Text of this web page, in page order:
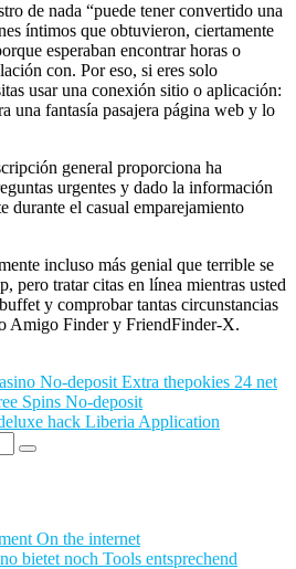
de nada “puede tener convertido una
íntimos que obtuvieron, ciertamente
esperaban encontrar horas o
con. Por eso, si eres solo
usar una conexión sitio o aplicación:
una fantasía pasajera página web y lo
general proporciona ha
urgentes y dado la información
durante el casual emparejamiento
incluso más genial que terrible se
pero tratar citas en línea mientras usted
y comprobar tantas circunstancias
Amigo Finder y FriendFinder-X.
No-deposit Extra thepokies 24 net
Spins No-deposit
hack Liberia Application
On the internet
bietet noch Tools entsprechend